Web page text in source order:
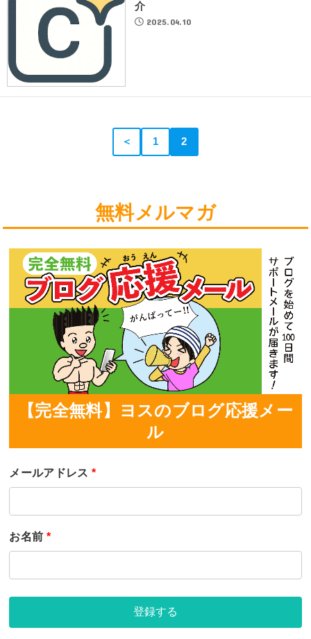
介
2025.04.10
＜ 1 2
無料メルマガ
【完全無料】ヨスのブログ応援メー
ル
メールアドレス *
お名前 *
登録する